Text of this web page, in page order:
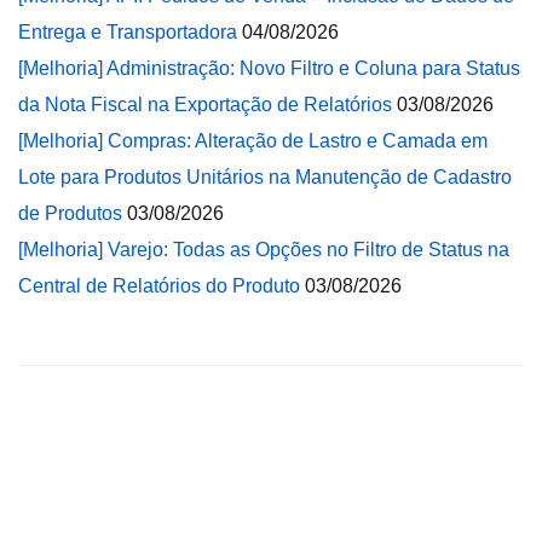
Entrega e Transportadora 04/08/2026
[Melhoria] Administração: Novo Filtro e Coluna para Status
da Nota Fiscal na Exportação de Relatórios 03/08/2026
[Melhoria] Compras: Alteração de Lastro e Camada em
Lote para Produtos Unitários na Manutenção de Cadastro
de Produtos 03/08/2026
[Melhoria] Varejo: Todas as Opções no Filtro de Status na
Central de Relatórios do Produto 03/08/2026